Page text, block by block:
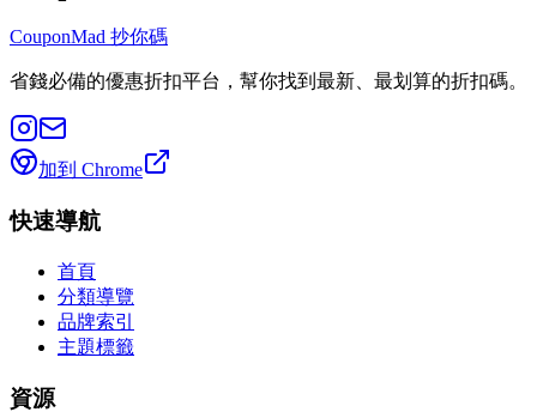
CouponMad 抄你碼
省錢必備的優惠折扣平台，幫你找到最新、最划算的折扣碼。
加到 Chrome
快速導航
首頁
分類導覽
品牌索引
主題標籤
資源